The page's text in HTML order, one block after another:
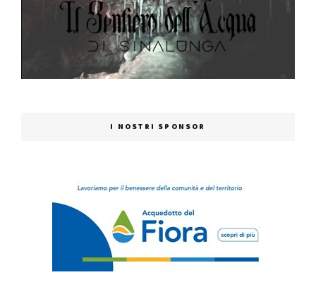
I NOSTRI SPONSOR